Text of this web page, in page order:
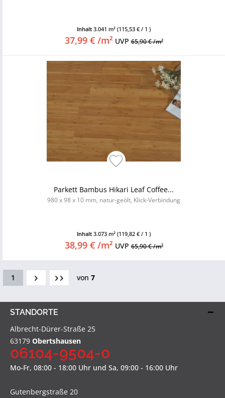
Inhalt 3.041 m² (115,53 € / 1 )
37,99 € /m² UVP65,90 € /m²
Parkett Bambus Hikari Leaf Coffee...
980 x 98 x 10 mm, natur-geölt, Klick-Verbindung
Inhalt 3.073 m² (119,82 € / 1 )
38,99 € /m² UVP65,90 € /m²
1 von 7
STANDORTE
Albrecht-Dürer-Straße 25
63179 Obertshausen
06104-9504-0
Mo-Fr, 08:00 - 18:00 Uhr und Sa, 09:00 - 16:00 Uhr
Gutenbergstraße 20